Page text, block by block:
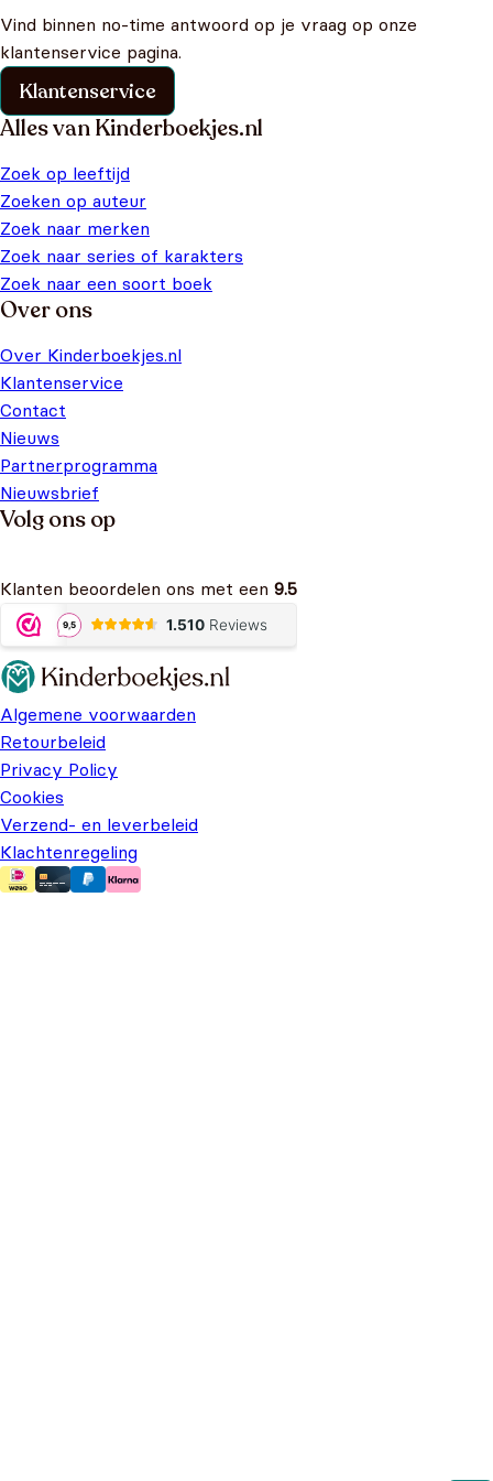
Vind binnen no-time antwoord op je vraag op onze
klantenservice pagina.
Klantenservice
Alles van Kinderboekjes.nl
Zoek op leeftijd
Zoeken op auteur
Zoek naar merken
Zoek naar series of karakters
Zoek naar een soort boek
Over ons
Over Kinderboekjes.nl
Klantenservice
Contact
Nieuws
Partnerprogramma
Nieuwsbrief
Volg ons op
Klanten beoordelen ons met een 9.5
Algemene voorwaarden
Retourbeleid
Privacy Policy
Cookies
Verzend- en leverbeleid
Klachtenregeling